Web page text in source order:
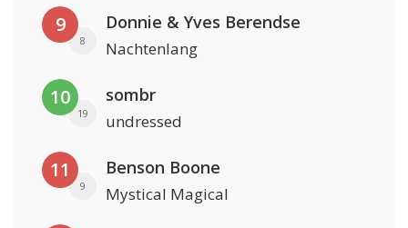
9
8
Donnie & Yves Berendse
Nachtenlang
10
19
sombr
undressed
11
9
Benson Boone
Mystical Magical